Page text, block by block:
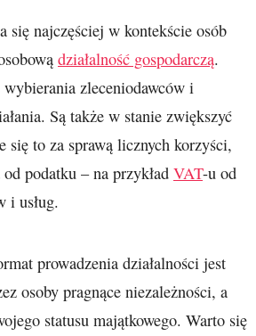
się najczęściej w kontekście osób
działalność gospodarczą.
zleceniodawców i
Są także w stanie zwiększyć
się to za sprawą licznych korzyści,
podatku – na przykład VAT-u od
i usług.
prowadzenia działalności jest
osoby pragnące niezależności, a
statusu majątkowego. Warto się